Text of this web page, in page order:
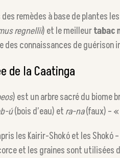
remèdes à base de plantes
regnellii) et le meilleurtabac
connaissances de guérison
de la Caatinga
) est un arbre sacré du biome
ú(bois d’eau) et ra-na(faux) – «
les Kairir-Shokó et les
et les graines sont